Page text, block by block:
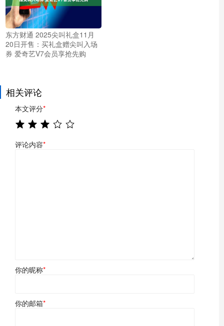
东方财通 2025尖叫礼盒11月
20日开售：买礼盒赠尖叫入场
券 爱奇艺V7会员享抢先购
相关评论
本文评分*
评论内容*
你的昵称*
你的邮箱*